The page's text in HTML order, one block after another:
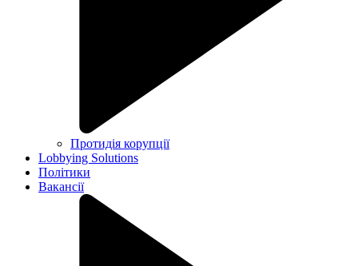
Протидія корупції
Lobbying Solutions
Політики
Вакансії